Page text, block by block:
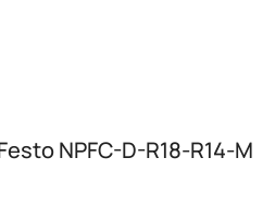
NPFC-D-R18-R14-M